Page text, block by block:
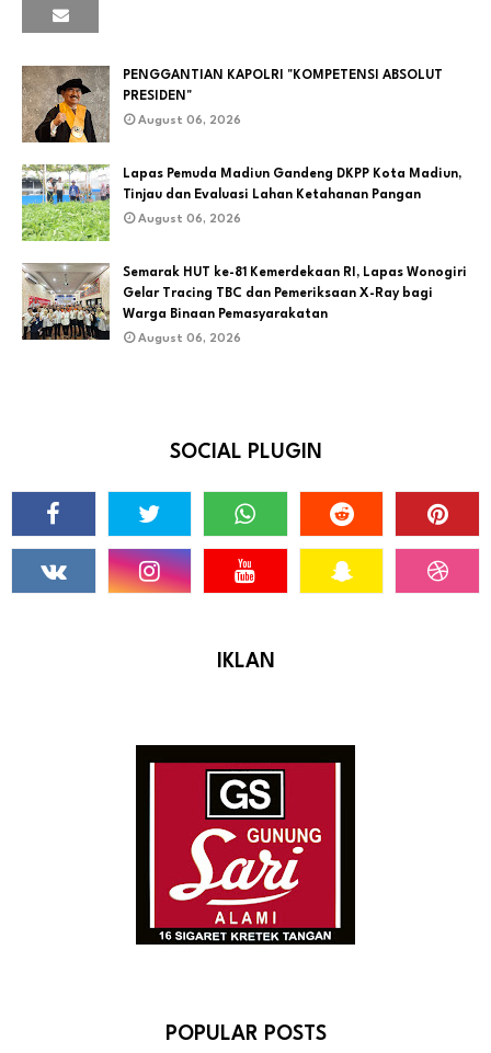
PENGGANTIAN KAPOLRI "KOMPETENSI ABSOLUT
PRESIDEN"
August 06, 2026
Lapas Pemuda Madiun Gandeng DKPP Kota Madiun,
Tinjau dan Evaluasi Lahan Ketahanan Pangan
August 06, 2026
Semarak HUT ke-81 Kemerdekaan RI, Lapas Wonogiri
Gelar Tracing TBC dan Pemeriksaan X-Ray bagi
Warga Binaan Pemasyarakatan
August 06, 2026
SOCIAL PLUGIN
IKLAN
POPULAR POSTS